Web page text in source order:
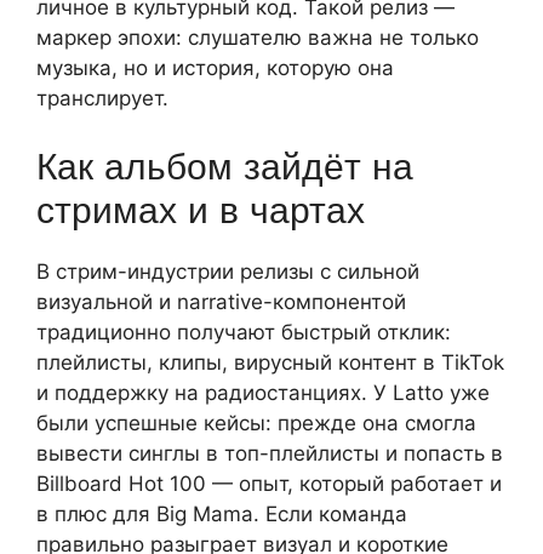
личное в культурный код. Такой релиз —
маркер эпохи: слушателю важна не только
музыка, но и история, которую она
транслирует.
Как альбом зайдёт на
стримах и в чартах
В стрим-индустрии релизы с сильной
визуальной и narrative-компонентой
традиционно получают быстрый отклик:
плейлисты, клипы, вирусный контент в TikTok
и поддержку на радиостанциях. У Latto уже
были успешные кейсы: прежде она смогла
вывести синглы в топ-плейлисты и попасть в
Billboard Hot 100 — опыт, который работает и
в плюс для Big Mama. Если команда
правильно разыграет визуал и короткие